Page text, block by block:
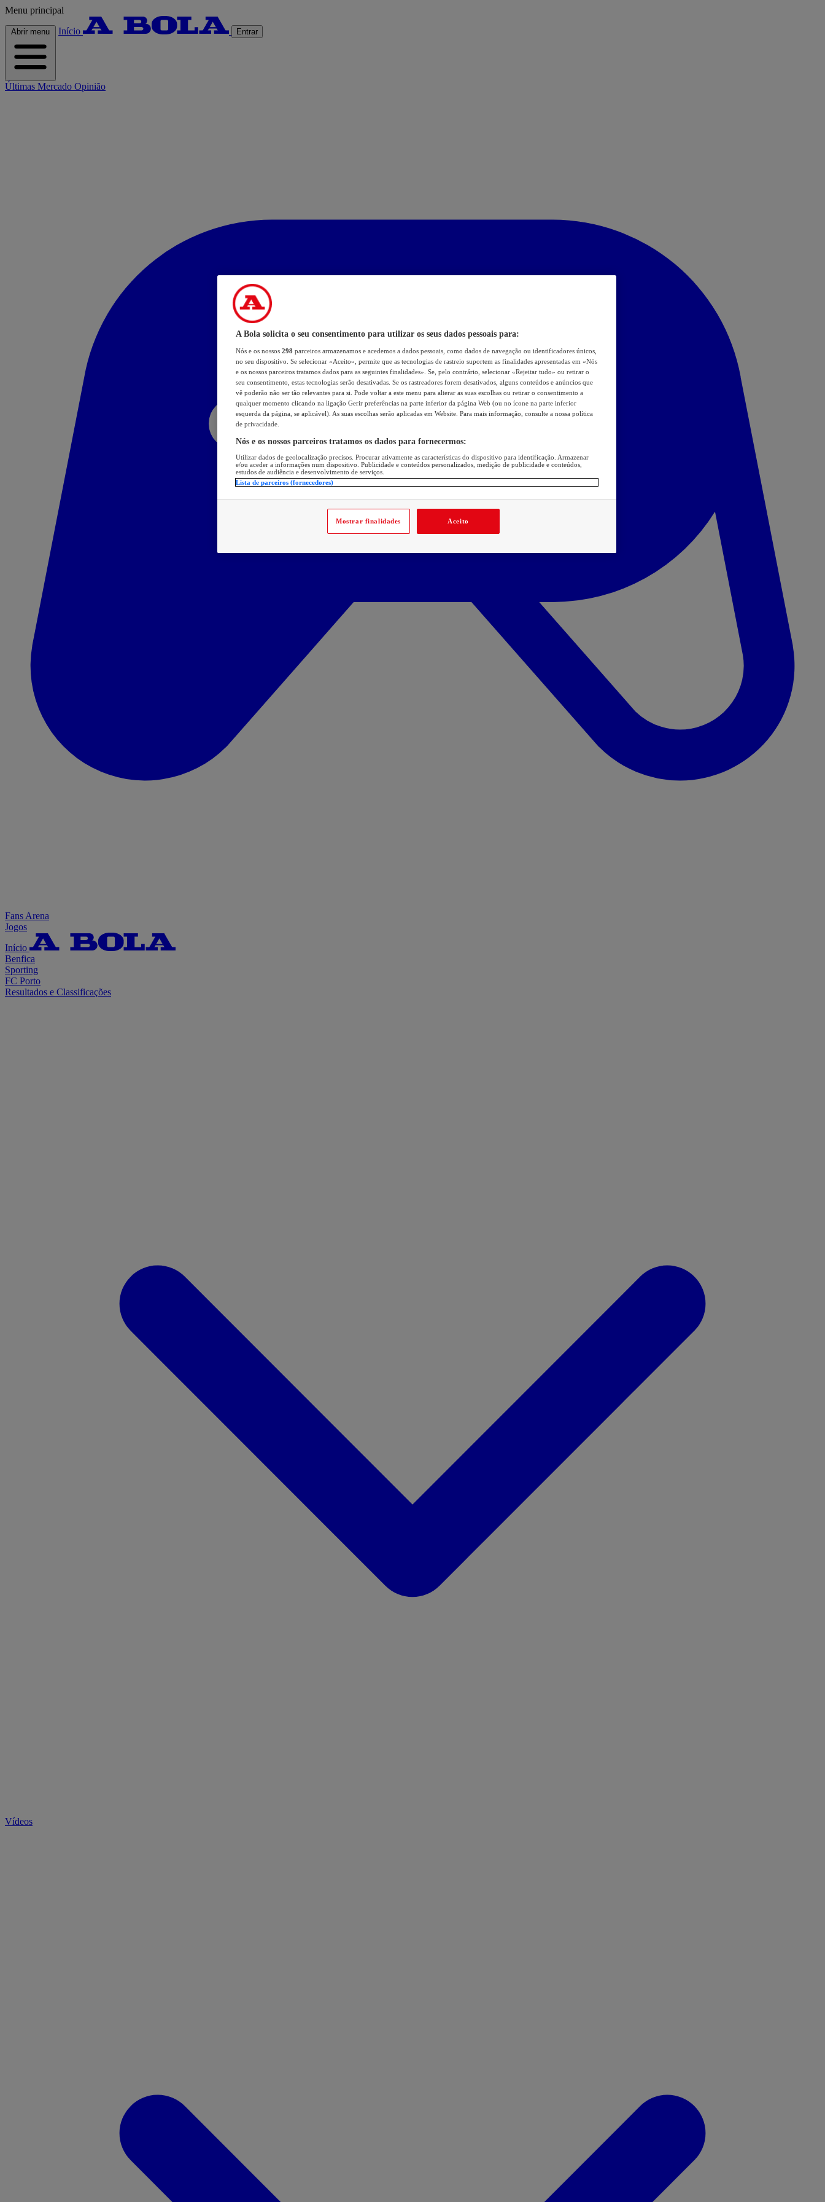
Menu principal
Abrir menu Início Entrar
Últimas Mercado Opinião
Fans Arena
Jogos
Início
Benfica
Sporting
FC Porto
Resultados e Classificações
Vídeos
A Bola solicita o seu consentimento para utilizar os seus dados pessoais para:
Nós e os nossos 298 parceiros armazenamos e acedemos a dados pessoais, como dados de navegação ou identificadores únicos,
no seu dispositivo. Se selecionar «Aceito», permite que as tecnologias de rastreio suportem as finalidades apresentadas em «Nós
e os nossos parceiros tratamos dados para as seguintes finalidades». Se, pelo contrário, selecionar «Rejeitar tudo» ou retirar o
seu consentimento, estas tecnologias serão desativadas. Se os rastreadores forem desativados, alguns conteúdos e anúncios que
vê poderão não ser tão relevantes para si. Pode voltar a este menu para alterar as suas escolhas ou retirar o consentimento a
qualquer momento clicando na ligação Gerir preferências na parte inferior da página Web (ou no ícone na parte inferior
esquerda da página, se aplicável). As suas escolhas serão aplicadas em Website. Para mais informação, consulte a nossa política
de privacidade.
Nós e os nossos parceiros tratamos os dados para fornecermos:
Utilizar dados de geolocalização precisos. Procurar ativamente as características do dispositivo para identificação. Armazenar
e/ou aceder a informações num dispositivo. Publicidade e conteúdos personalizados, medição de publicidade e conteúdos,
estudos de audiência e desenvolvimento de serviços.
Lista de parceiros (fornecedores)
Mostrar finalidades Aceito